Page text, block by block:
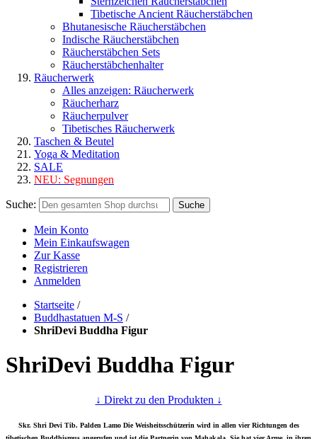
Tibetische Ancient Räucherstäbchen
Bhutanesische Räucherstäbchen
Indische Räucherstäbchen
Räucherstäbchen Sets
Räucherstäbchenhalter
Räucherwerk
Alles anzeigen: Räucherwerk
Räucherharz
Räucherpulver
Tibetisches Räucherwerk
Taschen & Beutel
Yoga & Meditation
SALE
NEU: Segnungen
Suche: Suche
Mein Konto
Mein Einkaufswagen
Zur Kasse
Registrieren
Anmelden
Startseite /
Buddhastatuen M-S /
ShriDevi Buddha Figur
ShriDevi Buddha Figur
↓ Direkt zu den Produkten ↓
Skr. Shri Devi Tib. Palden Lamo Die Weisheitsschützerin wird in allen vier Richtungen des